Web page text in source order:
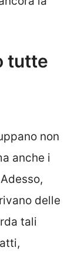
tutte
non
anche i
delle
tali